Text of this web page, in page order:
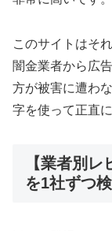
このサイトはそ
闇金業者から広
方が被害に遭わ
字を使って正直
【業者別
を1社ずつ